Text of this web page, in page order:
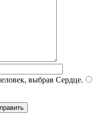
выбрав Сердце.